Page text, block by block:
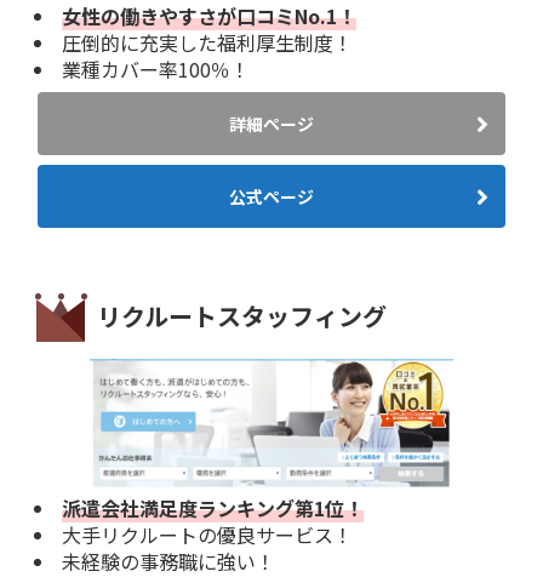
女性の働きやすさが口コミNo.1！
圧倒的に充実した福利厚生制度！
業種カバー率100％！
詳細ページ
公式ページ
リクルートスタッフィング
派遣会社満足度ランキング第1位！
大手リクルートの優良サービス！
未経験の事務職に強い！